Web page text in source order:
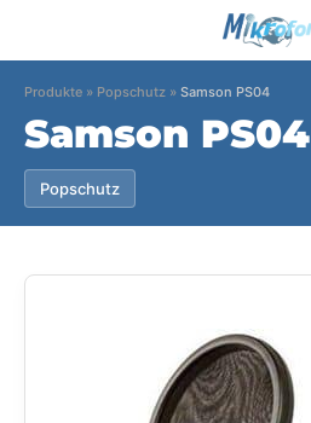
Produkte » Popschutz » Samson PS04
Samson PS04
Popschutz